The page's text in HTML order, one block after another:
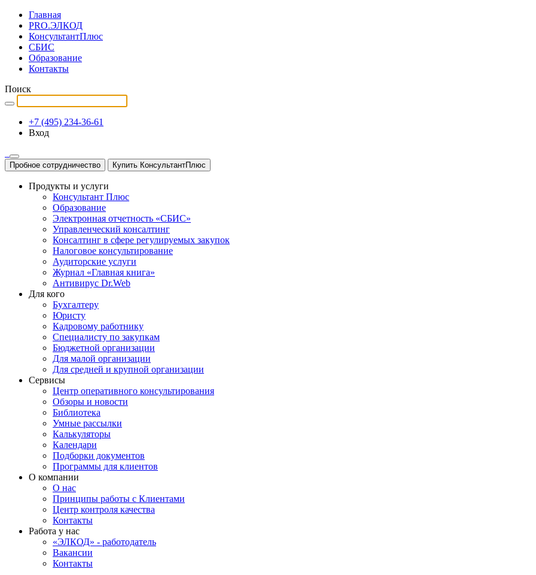
Главная
PRO.ЭЛКОД
КонсультантПлюс
СБИС
Образование
Контакты
Поиск
+7 (495) 234-36-61
Вход
Пробное сотрудничество Купить КонсультантПлюс
Продукты и услуги
Консультант Плюс
Образование
Электронная отчетность «СБИС»
Управленческий консалтинг
Консалтинг в сфере регулируемых закупок
Налоговое консультирование
Аудиторские услуги
Журнал «Главная книга»
Антивирус Dr.Web
Для кого
Бухгалтеру
Юристу
Кадровому работнику
Специалисту по закупкам
Бюджетной организации
Для малой организации
Для средней и крупной организации
Сервисы
Центр оперативного консультирования
Обзоры и новости
Библиотека
Умные рассылки
Калькуляторы
Календари
Подборки документов
Программы для клиентов
О компании
О нас
Принципы работы с Клиентами
Центр контроля качества
Контакты
Работа у нас
«ЭЛКОД» - работодатель
Вакансии
Контакты